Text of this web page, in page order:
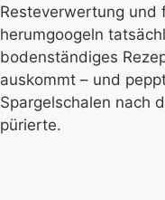
Resteverwertung und
herumgoogeln
bodenständiges
auskommt – und
Spargelschalen nach
pürierte.